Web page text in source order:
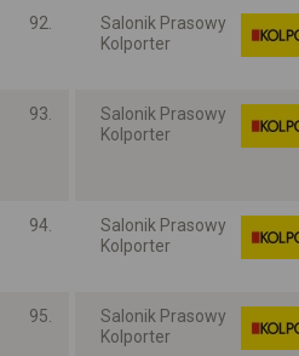
92.
Salonik Prasowy
Kolporter
93.
Salonik Prasowy
Kolporter
94.
Salonik Prasowy
Kolporter
95.
Salonik Prasowy
Kolporter